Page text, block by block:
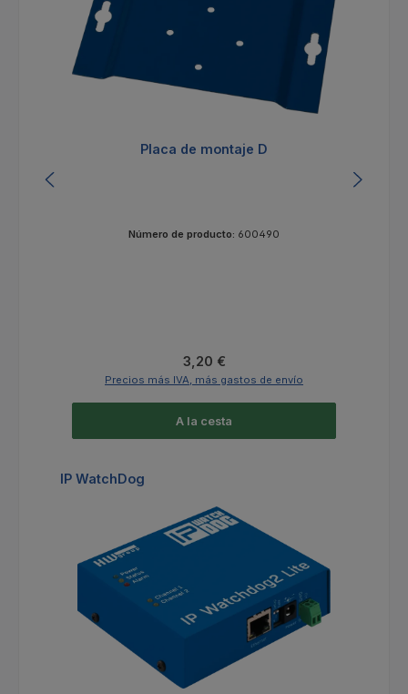
Placa de montaje D
Número de producto: 600490
Precio normal:
3,20 €
Precios más IVA, más gastos de envío
A la cesta
Omitir la galería de productos
IP WatchDog